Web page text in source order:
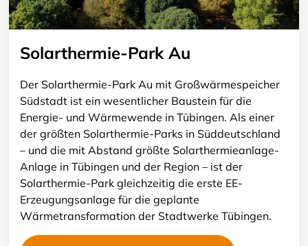
Solarthermie-Park Au
Der Solarthermie-Park Au mit Großwärmespeicher
Südstadt ist ein wesentlicher Baustein für die
Energie- und Wärmewende in Tübingen. Als einer
der größten Solarthermie-Parks in Süddeutschland
– und die mit Abstand größte Solarthermieanlage-
Anlage in Tübingen und der Region – ist der
Solarthermie-Park gleichzeitig die erste EE-
Erzeugungsanlage für die geplante
Wärmetransformation der Stadtwerke Tübingen.